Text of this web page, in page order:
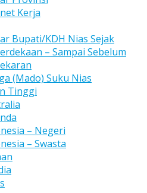
Kerja
Bupati/KDH Nias Sejak
– Sampai Sebelum
(Mado) Suku Nias
Tinggi
– Negeri
– Swasta